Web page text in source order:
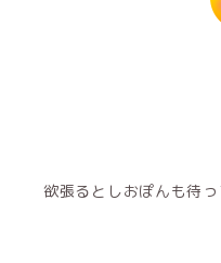
欲張るとしおぽんも待